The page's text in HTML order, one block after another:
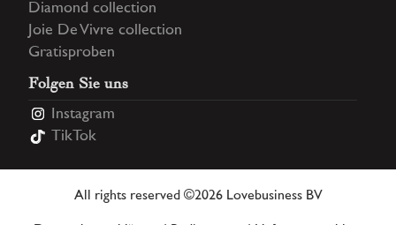
Diamond collection
Joie De Vivre collection
Gratisproben
Folgen Sie uns
Instagram
TikTok
All rights reserved ©2026 Lovebusiness BV